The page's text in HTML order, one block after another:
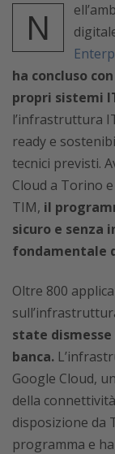
N
ha concluso
propri sistemi
l’infrastruttura
ready e
tecnici previsti.
Cloud a Torino
TIM, il
sicuro e senza
fondamentale
Oltre 800
state
banca.
Google Cloud,
della
disposizione da
programma e